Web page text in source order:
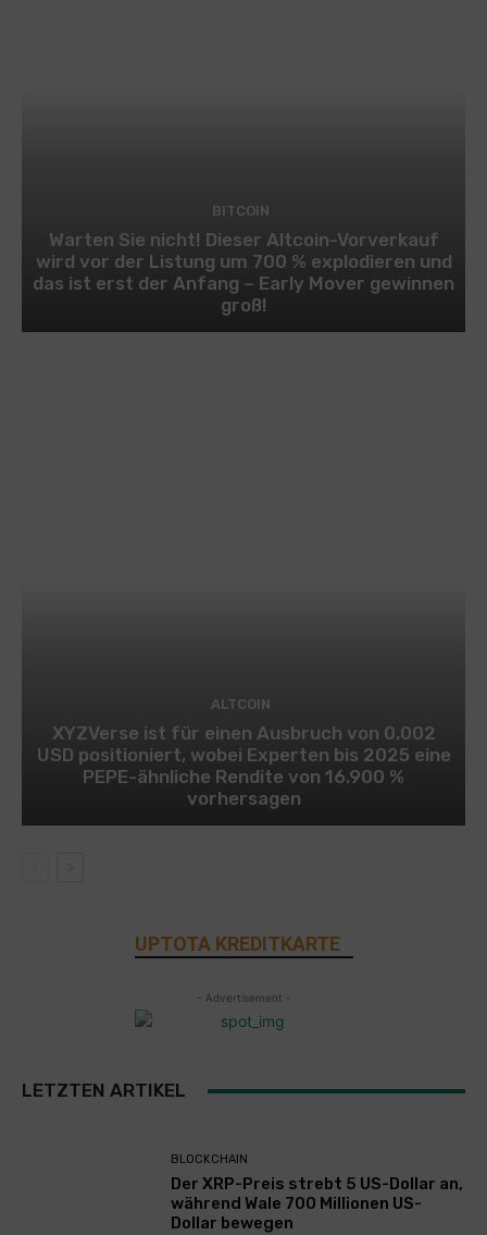
BITCOIN
Warten Sie nicht! Dieser Altcoin-Vorverkauf
wird vor der Listung um 700 % explodieren und
das ist erst der Anfang – Early Mover gewinnen
groß!
ALTCOIN
XYZVerse ist für einen Ausbruch von 0,002
USD positioniert, wobei Experten bis 2025 eine
PEPE-ähnliche Rendite von 16.900 %
vorhersagen
UPTOTA KREDITKARTE
- Advertisement -
LETZTEN ARTIKEL
BLOCKCHAIN
Der XRP-Preis strebt 5 US-Dollar an,
während Wale 700 Millionen US-
Dollar bewegen